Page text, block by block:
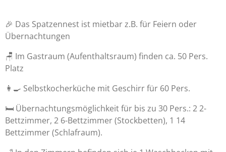
🎉 Das Spatzennest ist mietbar z.B. für Feiern oder
Übernachtungen
🪑 Im Gastraum (Aufenthaltsraum) finden ca. 50 Pers.
Platz
👩‍🍳 Selbstkocherküche mit Geschirr für 60 Pers.
🛏 Übernachtungsmöglichkeit für bis zu 30 Pers.: 2 2-
Bettzimmer, 2 6-Bettzimmer (Stockbetten), 1 14
Bettzimmer (Schlafraum).